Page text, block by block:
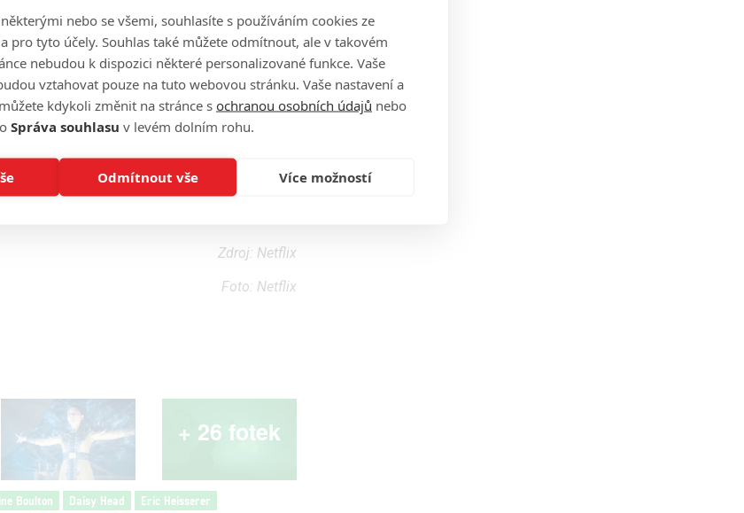
by mohly sjednotit její svět, začnou proti ní
Zdroj: Netflix
Foto: Netflix
+ 26 fotek
Boulton Daisy Head
Eric Heisserer
nebo se všemi, souhlasíte s používáním cookies ze
pro tyto účely. Souhlas také můžete odmítnout, ale v takovém
nebudou k dispozici některé personalizované funkce. Vaše
vztahovat pouze na tuto webovou stránku. Vaše nastavení a
kdykoli změnit na stránce sochranou osobních údajů nebo
Správa souhlasu v levém dolním rohu.
Odmítnout vše Více možností